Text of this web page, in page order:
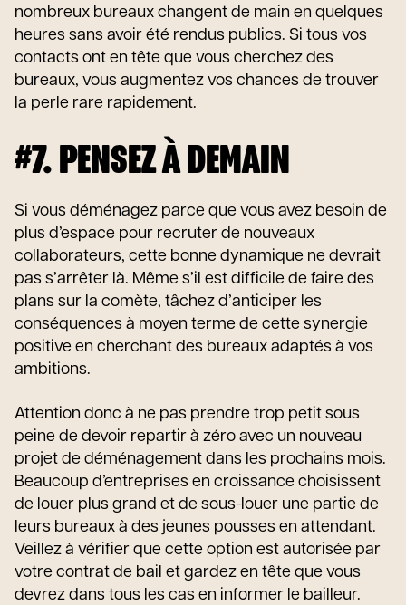
nombreux bureaux changent de main en quelques
heures sans avoir été rendus publics. Si tous vos
contacts ont en tête que vous cherchez des
bureaux, vous augmentez vos chances de trouver
la perle rare rapidement.
#7. PENSEZ À DEMAIN
Si vous déménagez parce que vous avez besoin de
plus d’espace pour recruter de nouveaux
collaborateurs, cette bonne dynamique ne devrait
pas s’arrêter là. Même s’il est difficile de faire des
plans sur la comète, tâchez d’anticiper les
conséquences à moyen terme de cette synergie
positive en cherchant des bureaux adaptés à vos
ambitions.
Attention donc à ne pas prendre trop petit sous
peine de devoir repartir à zéro avec un nouveau
projet de déménagement dans les prochains mois.
Beaucoup d’entreprises en croissance choisissent
de louer plus grand et de sous-louer une partie de
leurs bureaux à des jeunes pousses en attendant.
Veillez à vérifier que cette option est autorisée par
votre contrat de bail et gardez en tête que vous
devrez dans tous les cas en informer le bailleur.